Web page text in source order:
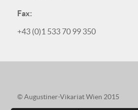
Fax:
+43 (0)1 533 70 99 350
© Augustiner-Vikariat Wien 2015